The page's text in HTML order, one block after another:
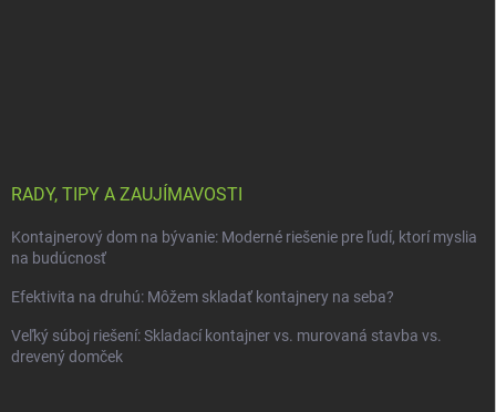
RADY, TIPY A ZAUJÍMAVOSTI
Kontajnerový dom na bývanie: Moderné riešenie pre ľudí, ktorí myslia
na budúcnosť
Efektivita na druhú: Môžem skladať kontajnery na seba?
Veľký súboj riešení: Skladací kontajner vs. murovaná stavba vs.
drevený domček